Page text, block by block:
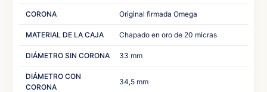
CORONA Original firmada Omega
MATERIAL DE LA CAJA Chapado en oro de 20 micras
DIÁMETRO SIN CORONA 33 mm
DIÁMETRO CON
CORONA
34,5 mm